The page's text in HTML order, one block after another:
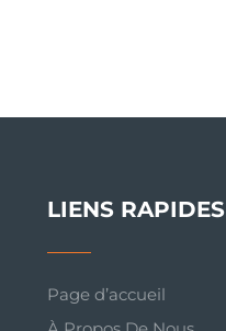
LIENS RAPIDES
Page d’accueil